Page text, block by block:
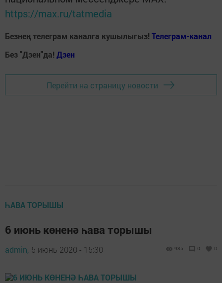
https://max.ru/tatmedia
Безнең телеграм каналга кушылыгыз! Телеграм-канал
Без "Дзен"да! Дзен
Перейти на страницу новости
ҺАВА ТОРЫШЫ
6 июнь көненә һава торышы
admin, 5 июнь 2020 - 15:30 935 0 0